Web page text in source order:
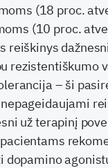
(18 proc.
(10 proc.
reiškinys
rezistentiškumo
– ši
už terapinį
dopamino